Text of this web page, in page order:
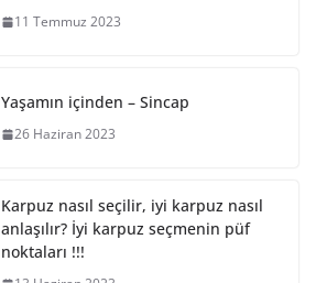
11 Temmuz 2023
Yaşamın içinden – Sincap
26 Haziran 2023
Karpuz nasıl seçilir, iyi karpuz nasıl
anlaşılır? İyi karpuz seçmenin püf
noktaları !!!